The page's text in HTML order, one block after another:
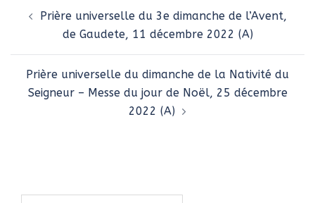
d’article
Prière universelle du 3e dimanche de l’Avent,
de Gaudete, 11 décembre 2022 (A)
Prière universelle du dimanche de la Nativité du
Seigneur – Messe du jour de Noël, 25 décembre
2022 (A)